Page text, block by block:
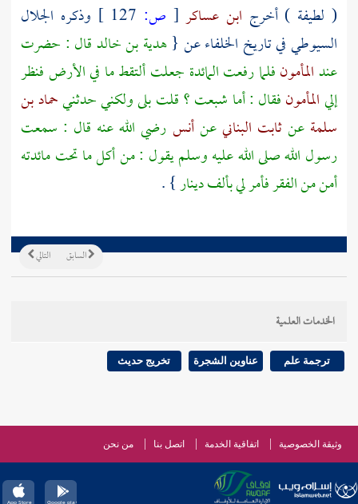
( لطيفة ) أخرج ابن عساكر [ ص: وذكره الجلال
السيوطيفي تاريخ الخلفاء عن {هدية بن خالدقال : حضرت
عندالمأمونفلما رفعت المائدة جعلت ألتقط ما في الأرض فنظر
إليالمأمونفقال : أما شبعت ؟ قلت بلى ولكني حدثنيحماد بن
سلمةعنثابت البنانيعنأنس رضي الله عنه قال : سمعت
رسول الله صلى الله عليه وسلم يقول : من أكل ما تحت مائدته
أمن من الفقر فأمر لي بألف دينار} .
التالي السابق
الخدمات العلمية
ترجمة علم عناوين الشجرة تخريج حديث
وثيقة الخصوصية اتفاقية الخدمة اتصل بنا من نحن